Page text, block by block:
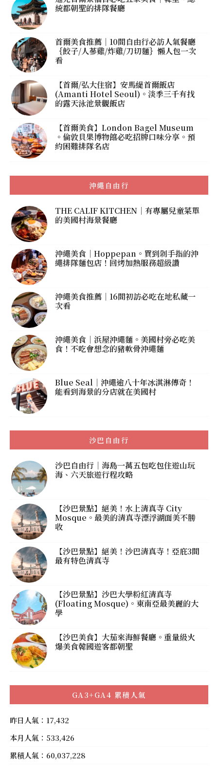
統都朝聖的排隊餐廳
首爾美食推薦｜10間自由行必訪人氣餐廳
｛餃子/人蔘雞/炸雞/刀切麵｝懶人包一次
看
【首爾/弘大住宿】安馬緹首爾飯店
(Amanti Hotel Seoul)。淡季三千有找
的露天泳池景觀飯店
【首爾美食】London Bagel Museum
。倫敦貝果博物館必吃招牌口味分享。預
約困難排隊名店
沖繩自由行
THE CALIF KITCHEN｜有專屬兒童菜單
的美國村海景餐廳
沖繩美食｜Hoppepan。買到剁手指的沖
繩排隊麵包店！回烤加熱服務超級讚
沖繩美食推薦｜16間初訪必吃在地私藏一
次看
沖繩美食｜浜屋沖繩麵。美國村旁必吃美
食！不吃會想念的豬軟骨沖繩麵
Blue Seal｜沖繩逾八十年冰淇淋傳奇！
能看到海景的分店就在美國村
沙巴自由行
沙巴自由行｜海島一萬五包吃包住遊山玩
海、六天旅遊行程攻略
【沙巴景點】絕美！水上清真寺 City
Mosque。最美的清真寺漂浮湖面美不勝
收
【沙巴景點】絕美！沙巴清真寺！亞庇3間
最有特色清真寺
【沙巴景點】沙巴大學粉紅清真寺
(Floating Mosque)。東南亞最美麗的大
學
【沙巴美食】大茄來海鮮餐廳。重量級火
爆美食韓國遊客都朝聖
GA3+GA4 累積人氣
昨日人氣：17,432
本月人氣：533,426
累積人氣：60,037,228